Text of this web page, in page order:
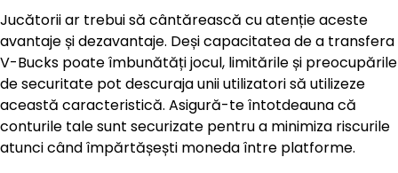
Jucătorii ar trebui să cântărească cu atenție aceste
avantaje și dezavantaje. Deși capacitatea de a transfera
V-Bucks poate îmbunătăți jocul, limitările și preocupările
de securitate pot descuraja unii utilizatori să utilizeze
această caracteristică. Asigură-te întotdeauna că
conturile tale sunt securizate pentru a minimiza riscurile
atunci când împărtășești moneda între platforme.